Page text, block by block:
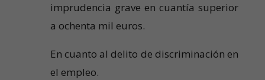
imprudencia grave en cuantía superior
a ochenta mil euros.
En cuanto al delito de discriminación en
el empleo.